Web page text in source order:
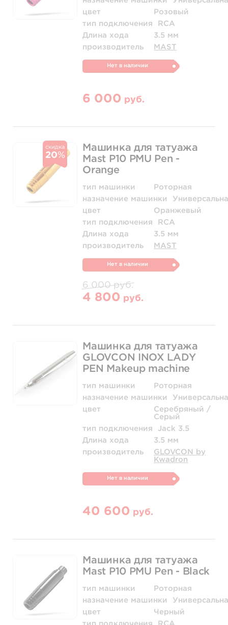
цвет
Розовый
тип подключения
RCA
Длина хода
3.5 мм
производитель
MAST
Нет в наличии
6 000 руб.
скидка
20%
Машинка для татуажа
Mast P10 PMU Pen -
Orange
тип машинки
Роторная
назначение машинки
цвет
Оранжевый
тип подключения
RCA
Длина хода
3.5 мм
производитель
MAST
Нет в наличии
6 000 руб.
4 800 руб.
Машинка для татуажа
GLOVCON INOX LADY
PEN Makeup machine
тип машинки
Роторная
назначение машинки
цвет
Серебряный /
Серый
тип подключения
Jack 3.5
Длина хода
3.5 мм
производитель
GLOVCON by
Kwadron
Нет в наличии
40 600 руб.
Машинка для татуажа
Mast P10 PMU Pen - Black
тип машинки
Роторная
назначение машинки
цвет
Черный